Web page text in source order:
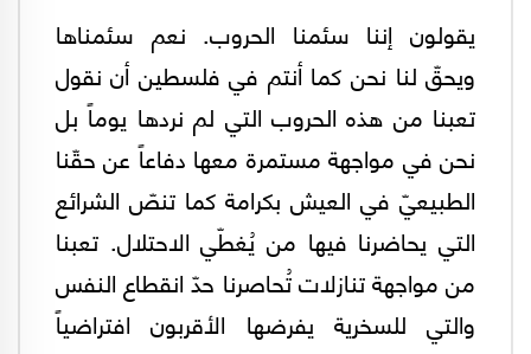
يقولون إننا سئمنا الحروب. نعم سئمناها
ويحقّ لنا نحن كما أنتم في فلسطين أن نقول
تعبنا من هذه الحروب التي لم نردها يوماً بل
نحن في مواجهة مستمرة معها دفاعاً عن حقّنا
الطبيعيّ في العيش بكرامة كما تنصّ الشرائع
التي يحاضرنا فيها من يُغطّي الاحتلال. تعبنا
من مواجهة تنازلات تُحاصرنا حدّ انقطاع النفس
والتي للسخرية يفرضها الأقربون افتراضياً